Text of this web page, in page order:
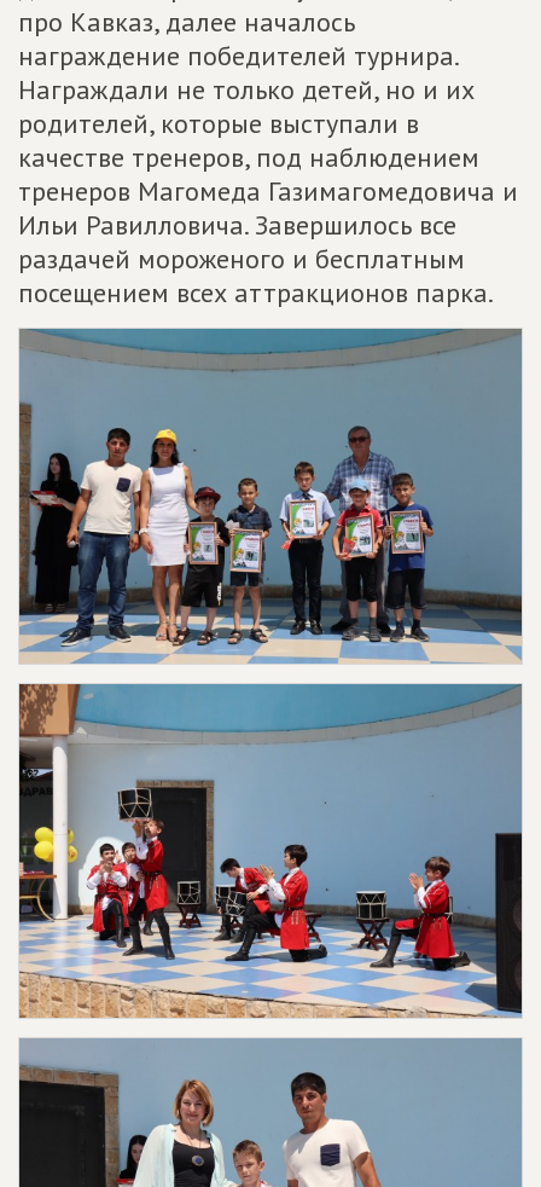
про Кавказ, далее началось
награждение победителей турнира.
Награждали не только детей, но и их
родителей, которые выступали в
качестве тренеров, под наблюдением
тренеров Магомеда Газимагомедовича и
Ильи Равилловича. Завершилось все
раздачей мороженого и бесплатным
посещением всех аттракционов парка.